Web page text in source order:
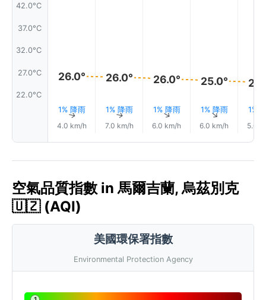
42.0°C
37.0°C
32.0°C
27.0°C
22.0°C
26.0°
1% 降雨
↑
4.0 km/h
26.0°
1% 降雨
↑
7.0 km/h
26.0°
1% 降雨
↑
6.0 km/h
25.0°
1% 降雨
↑
6.0 km/h
1%
5.0
空氣品質指數 in 馬爾吉蘭, 烏茲別克
🇺🇿 (AQI)
美國環保署指數
Environmental Protection Agency